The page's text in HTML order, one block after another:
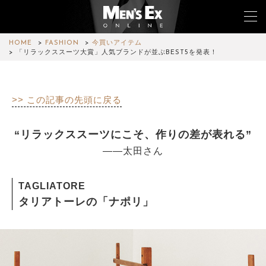
HOME FASHION
今買いアイテム
「リラックススーツ大賞」人気ブランドが並ぶBEST5を発表！
>> この記事の先頭に戻る
“リラックススーツにこそ、作りの差が表れる”
――太田さん
TAGLIATORE
タリアトーレの「ナポリ」
FASHION
WATCH
LIFESTYLE
COLUMN